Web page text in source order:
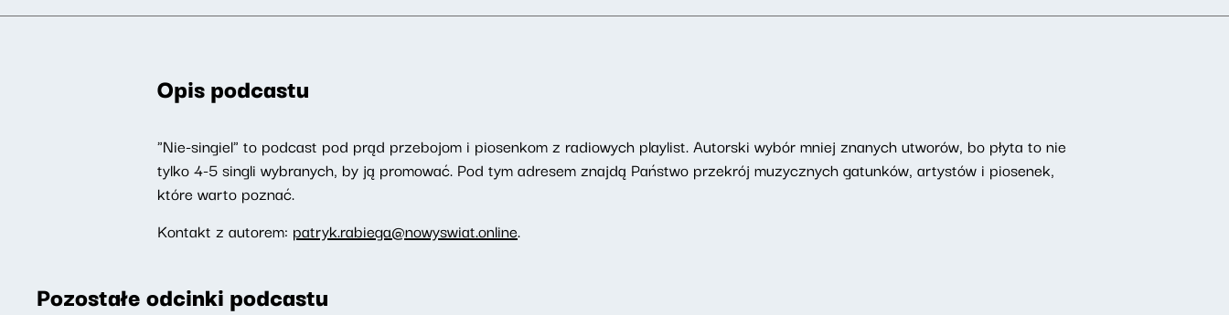
Opis podcastu
"Nie-singiel" to podcast pod prąd przebojom i piosenkom z radiowych playlist. Autorski wybór mniej znanych utworów, bo płyta to nie
tylko 4-5 singli wybranych, by ją promować. Pod tym adresem znajdą Państwo przekrój muzycznych gatunków, artystów i piosenek,
które warto poznać.
Kontakt z autorem: patryk.rabiega@nowyswiat.online.
Pozostałe odcinki podcastu